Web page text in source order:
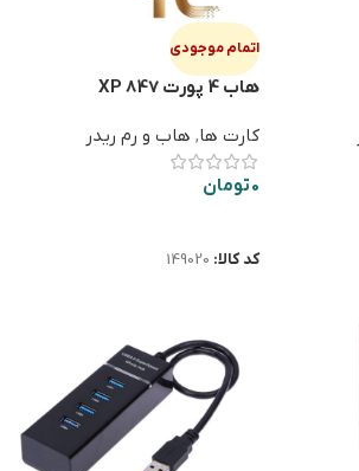
اتمام موجودی
هاب 4 پورت XP 847
کارت ها, هاب و رم ریدر
0تومان
کد کالا: 149020